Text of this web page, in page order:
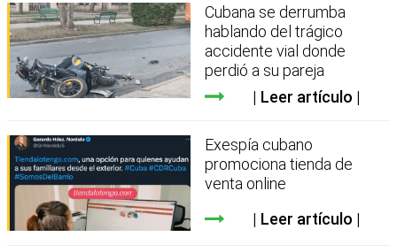
Cubana se derrumba
hablando del trágico
accidente vial donde
perdió a su pareja
Leer artículo
Exespía cubano
promociona tienda de
venta online
Leer artículo